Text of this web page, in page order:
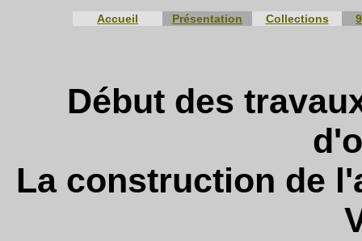
Accueil Présentation Collections
Début des
La construction de